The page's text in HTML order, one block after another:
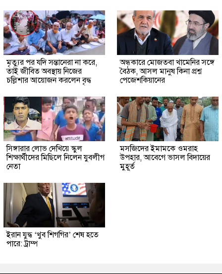
মৃত্যুর পর যদি সন্তানেরা না করে,
তাই জীবিত অবস্থায় নিজের
চল্লিশার আয়োজন করলেন বৃদ্ধ
অন্ধকারে মোজতবা খামেনির সঙ্গে
বৈঠক, আসল মানুষ কিনা প্রশ্ন
পেজেশকিয়ানের
সিঙ্গারার লোভ দেখিয়ে স্কুল
শিক্ষার্থীদের মিছিলে নিলেন যুবলীগ
নেতা
মসজিদের ইমামকে ওমরাহ
উপহার, আবেগে ভাসল বিদায়ের
মুহূর্ত
ইরান যুদ্ধ ‘খুব শিগগির’ শেষ হতে
পারে: ট্রাম্প